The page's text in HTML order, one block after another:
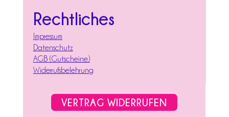
Rechtliches
Impressum
Datenschutz
AGB (Gutscheine)
Widerrufsbelehrung
VERTRAG WIDERRUFEN